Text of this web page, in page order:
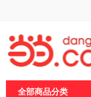
全部商品分类